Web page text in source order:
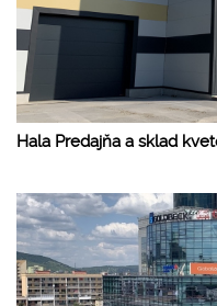
Hala Predajňa a sklad